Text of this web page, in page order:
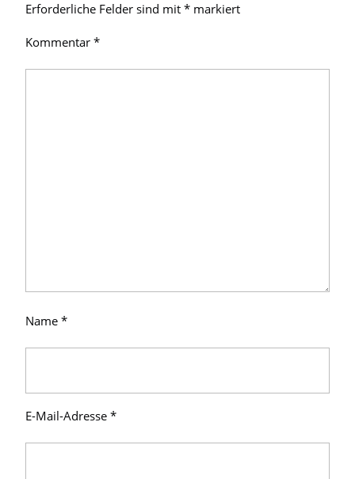
Erforderliche Felder sind mit * markiert
Kommentar *
Name *
E-Mail-Adresse *